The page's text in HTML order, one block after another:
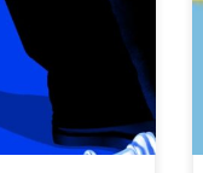
La autora
de Maggie
Intermezzo, a